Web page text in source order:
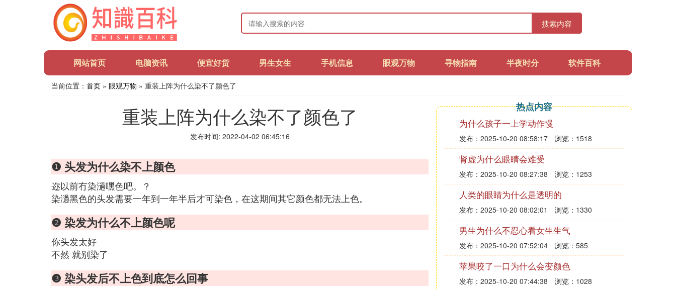
搜索内容
网站首页 电脑资讯 便宜好货 男生女生 手机信息 眼观万物 寻物指南 半夜时分 软件百科
当前位置： 首页 » 眼观万物 » 重装上阵为什么染不了颜色了
重装上阵为什么染不了颜色了
发布时间: 2022-04-02 06:45:16
❶ 头发为什么染不上颜色
迩以前冇染濄嘿色吧。？
染濄黑色的头发需要一年到一年半后才可染色，在这期间其它颜色都无法上色。
❷ 染发为什么不上颜色呢
你头发太好
不然 就别染了
❸ 染头发后不上色到底怎么回事
热点内容
为什么孩子一上学动作慢
发布：2025-10-20 08:58:17 浏览：1518
肾虚为什么眼睛会难受
发布：2025-10-20 08:27:38 浏览：1253
人类的眼睛为什么是透明的
发布：2025-10-20 08:02:01 浏览：1330
男生为什么不忍心看女生生气
发布：2025-10-20 07:52:04 浏览：585
苹果咬了一口为什么会变颜色
发布：2025-10-20 07:44:38 浏览：1028